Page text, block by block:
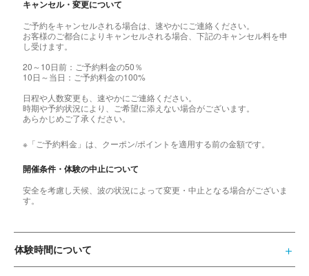
キャンセル・変更について
ご予約をキャンセルされる場合は、速やかにご連絡ください。
お客様のご都合によりキャンセルされる場合、下記のキャンセル料を申
し受けます。
20～10日前：ご予約料金の50％
10日～当日：ご予約料金の100%
日程や人数変更も、速やかにご連絡ください。
時期や予約状況により、ご希望に添えない場合がございます。
あらかじめご了承ください。
※「ご予約料金」は、クーポン/ポイントを適用する前の金額です。
開催条件・体験の中止について
安全を考慮し天候、波の状況によって変更・中止となる場合がございま
す。
体験時間について